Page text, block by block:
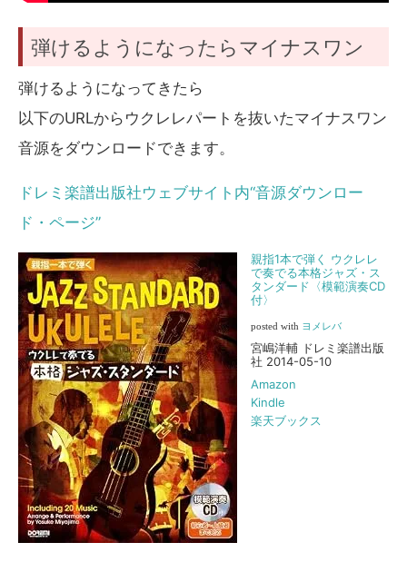
弾けるようになったらマイナスワン
弾けるようになってきたら
以下のURLからウクレレパートを抜いたマイナスワン
音源をダウンロードできます。
ドレミ楽譜出版社ウェブサイト内“音源ダウンロー
ド・ページ”
親指1本で弾く ウクレレ
で奏でる本格ジャズ・ス
タンダード〈模範演奏CD
付〉
posted with ヨメレバ
宮嶋洋輔 ドレミ楽譜出版
社 2014-05-10
Amazon
Kindle
楽天ブックス